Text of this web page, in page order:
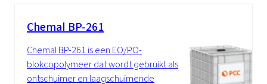
Chemal BP-261
Chemal BP-261 is een EO/PO-
blokcopolymeer dat wordt gebruikt als
ontschuimer en laagschuimende